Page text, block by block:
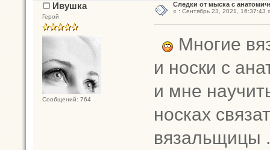
Ивушка
Герой
Сообщений: 764
Следки от мыска с
« :Сентябрь 23, 2021, 16:37:43
Многие
и носки с
и мне
носках
вязальщицы